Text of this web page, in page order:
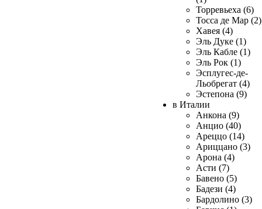
Торревьеха (6)
Тосса де Мар (2)
Хавея (4)
Эль Дуке (1)
Эль Кабле (1)
Эль Рок (1)
Эсплугес-де-
Льобрегат (4)
Эстепона (9)
в Италии
Анкона (9)
Анцио (40)
Ареццо (14)
Ариццано (3)
Арона (4)
Асти (7)
Бавено (5)
Бадези (4)
Бардолино (3)